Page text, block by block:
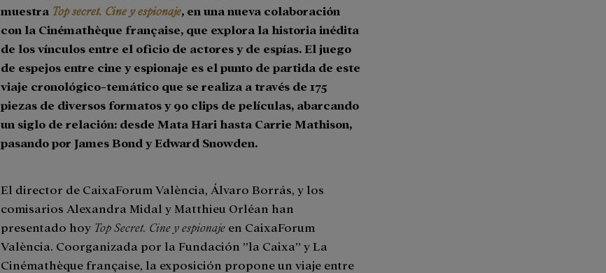
muestra Top secret. Cine y espionaje, en una nueva colaboración
con la Cinémathèque française, que explora la historia inédita
de los vínculos entre el oficio de actores y de espías. El juego
de espejos entre cine y espionaje es el punto de partida de este
viaje cronológico-temático que se realiza a través de 175
piezas de diversos formatos y 90 clips de películas, abarcando
un siglo de relación: desde Mata Hari hasta Carrie Mathison,
pasando por James Bond y Edward Snowden.
El director de CaixaForum València, Álvaro Borrás, y los
comisarios Alexandra Midal y Matthieu Orléan han
presentado hoy Top Secret. Cine y espionaje en CaixaForum
València. Coorganizada por la Fundación ”la Caixa” y La
Cinémathèque française, la exposición propone un viaje entre